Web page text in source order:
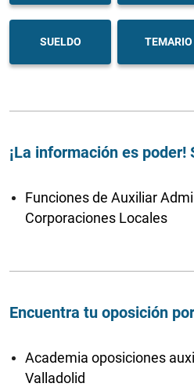
SUELDO TEMARIO
¡La información es poder!
Funciones de Auxiliar
Corporaciones Locales
Encuentra tu oposición
Academia oposiciones
Valladolid